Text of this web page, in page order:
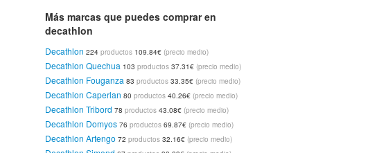
Marca:Decathlon Kipsta
11.95€
Camiseta Mujer Baloncesto Match Tienda:decathlon
Marca:Decathlon Kipsta
11.95€
Mini-Canasta Tienda:decathlonMarca: Decathlon Kipsta
11.95€
Más marcas que puedes comprar en
decathlon
Decathlon 224productos 109.84€ (precio medio)
Decathlon Quechua 103productos 37.31€ (precio medio)
Decathlon Fouganza 83productos 33.35€ (precio medio)
Decathlon Caperlan 80productos 40.26€ (precio medio)
Decathlon Tribord 78productos 43.08€ (precio medio)
Decathlon Domyos 76productos 69.87€ (precio medio)
Decathlon Artengo 72productos 32.16€ (precio medio)